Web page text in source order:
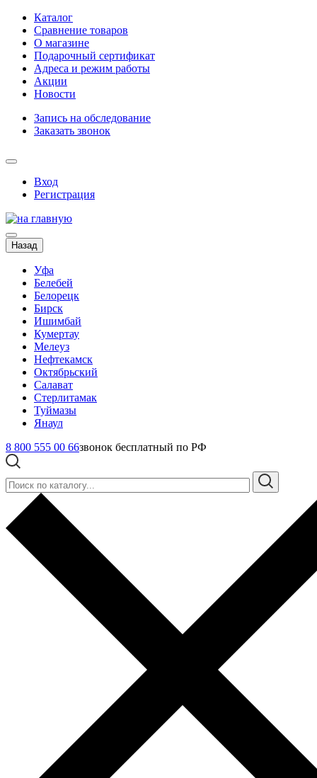
Каталог
Сравнение товаров
О магазине
Подарочный сертификат
Адреса и режим работы
Акции
Новости
Запись на обследование
Заказать звонок
Вход
Регистрация
Назад
Уфа
Белебей
Белорецк
Бирск
Ишимбай
Кумертау
Мелеуз
Нефтекамск
Октябрьский
Салават
Стерлитамак
Туймазы
Янаул
8 800 555 00 66звонок бесплатный по РФ